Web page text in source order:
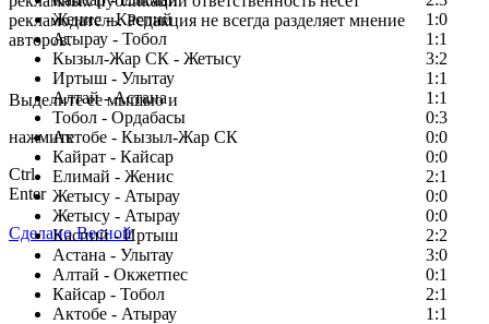
Женис - Каспий
1:0
Атырау - Тобол
1:1
Кызыл-Жар СК - Жетысу
3:2
Иртыш - Улытау
1:1
Алтай - Астана
1:1
Тобол - Ордабасы
0:3
Актобе - Кызыл-Жар СК
0:0
Кайрат - Кайсар
0:0
Елимай - Женис
2:1
Жетысу - Атырау
0:0
Жетысу - Атырау
0:0
Каспий - Иртыш
2:2
Астана - Улытау
3:0
Алтай - Окжетпес
0:1
Кайсар - Тобол
2:1
Актобе - Атырау
1:1
рекламодатель. Редакция не всегда разделяет мнение
авторов.
Заметили ошибку в тексте?
Выделите ее мышью и
нажмите
Ctrl
Enter
Сделано Весной